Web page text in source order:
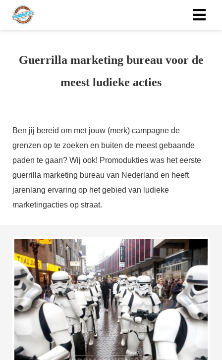
Guerrilla marketing bureau voor de
meest ludieke acties
Ben jij bereid om met jouw (merk) campagne de
grenzen op te zoeken en buiten de meest gebaande
paden te gaan? Wij ook! Promodukties was het eerste
guerrilla marketing bureau van Nederland en heeft
jarenlang ervaring op het gebied van ludieke
marketingacties op straat.